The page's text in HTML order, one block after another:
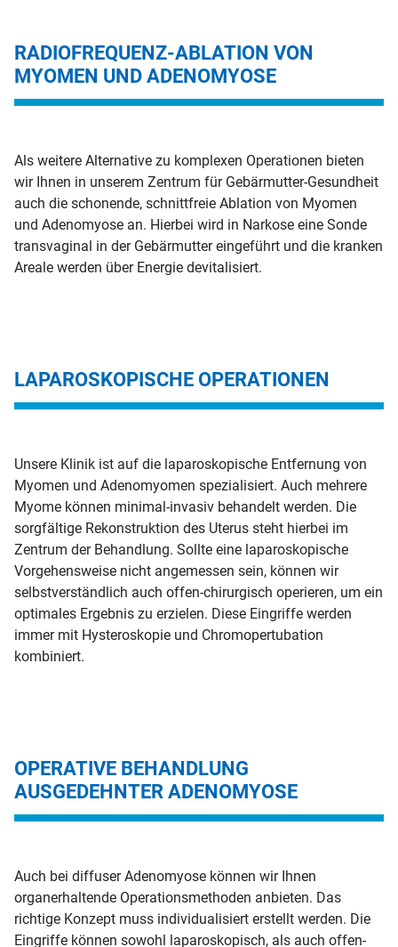
RADIOFREQUENZ-ABLATION VON
MYOMEN UND ADENOMYOSE
Als weitere Alternative zu komplexen Operationen bieten
wir Ihnen in unserem Zentrum für Gebärmutter-Gesundheit
auch die schonende, schnittfreie Ablation von Myomen
und Adenomyose an. Hierbei wird in Narkose eine Sonde
transvaginal in der Gebärmutter eingeführt und die kranken
Areale werden über Energie devitalisiert.
LAPAROSKOPISCHE OPERATIONEN
Unsere Klinik ist auf die laparoskopische Entfernung von
Myomen und Adenomyomen spezialisiert. Auch mehrere
Myome können minimal-invasiv behandelt werden. Die
sorgfältige Rekonstruktion des Uterus steht hierbei im
Zentrum der Behandlung. Sollte eine laparoskopische
Vorgehensweise nicht angemessen sein, können wir
selbstverständlich auch offen-chirurgisch operieren, um ein
optimales Ergebnis zu erzielen. Diese Eingriffe werden
immer mit Hysteroskopie und Chromopertubation
kombiniert.
OPERATIVE BEHANDLUNG
AUSGEDEHNTER ADENOMYOSE
Auch bei diffuser Adenomyose können wir Ihnen
organerhaltende Operationsmethoden anbieten. Das
richtige Konzept muss individualisiert erstellt werden. Die
Eingriffe können sowohl laparoskopisch, als auch offen-